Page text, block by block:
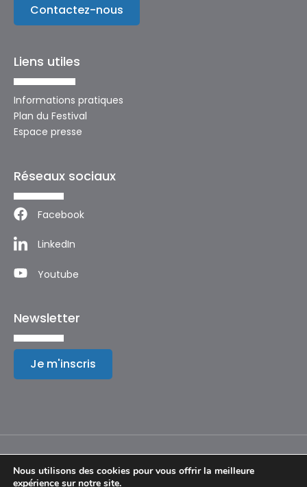
Contactez-nous
Liens utiles
Informations pratiques
Plan du Festival
Espace presse
Réseaux sociaux
Facebook
LinkedIn
Youtube
Newsletter
Je m'inscris
Nous utilisons des cookies pour vous offrir la meilleure
expérience sur notre site.